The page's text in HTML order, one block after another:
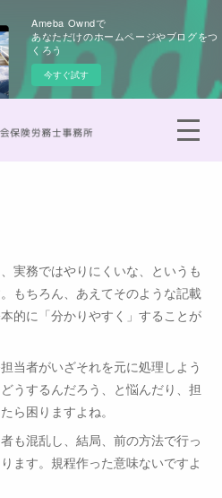
Ameba Owndで
あなただけのホームページやブログをつ
くろう
今すぐ試す
実務ではやりにくいな、というも
もちろん、あえてそのような記載
的に「分かりやすく」することが
当者がいざそれを元に処理しよう
うするんだろう、と悩んだり、担
ら困りますよね。
も混乱し、結局、前の方法で行っ
ます。規程作った意味ないですよ